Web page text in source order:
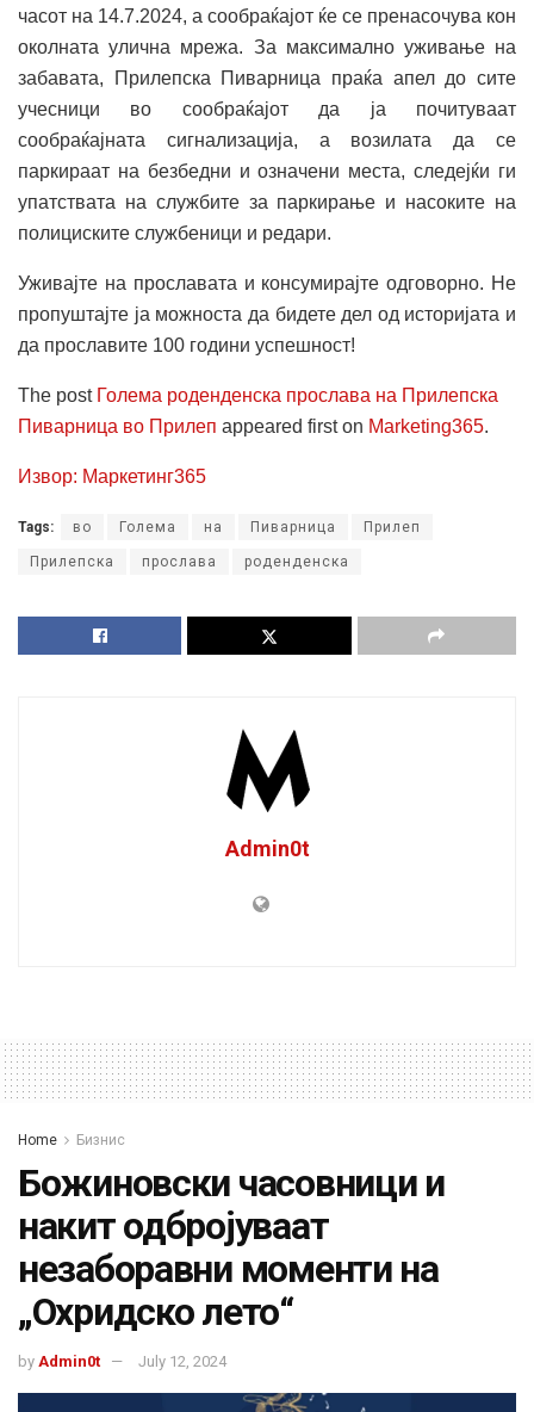
часот на 14.7.2024, а сообраќајот ќе се пренасочува кон
околната улична мрежа. За максимално уживање на
забавата, Прилепска Пиварница праќа апел до сите
учесници во сообраќајот да ја почитуваат
сообраќајната сигнализација, а возилата да се
паркираат на безбедни и означени места, следејќи ги
упатствата на службите за паркирање и насоките на
полициските службеници и редари.
Уживајте на прославата и консумирајте одговорно. Не
пропуштајте ја можноста да бидете дел од историјата и
да прославите 100 години успешност!
The post Голема роденденска прослава на Прилепска
Пиварница во Прилеп appeared first on Marketing365.
Извор: Маркетинг365
Tags: во Голема на Пиварница Прилеп
Прилепска прослава роденденска
Admin0t
Home Бизнис
Божиновски часовници и
накит одбројуваат
незаборавни моменти на
„Охридско лето“
by Admin0t July 12, 2024